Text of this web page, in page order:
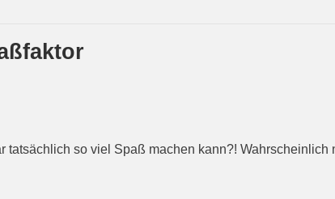
tatsächlich so viel Spaß machen kann?! Wahrscheinlich